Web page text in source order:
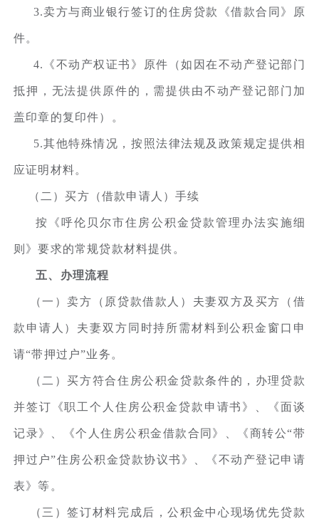
3.卖方与商业银行签订的住房贷款《借款合同》原
件。
4.《不动产权证书》原件（如因在不动产登记部门
抵押，无法提供原件的，需提供由不动产登记部门加
盖印章的复印件）。
5.其他特殊情况，按照法律法规及政策规定提供相
应证明材料。
（二）买方（借款申请人）手续
按《呼伦贝尔市住房公积金贷款管理办法实施细
则》要求的常规贷款材料提供。
五、办理流程
（一）卖方（原贷款借款人）夫妻双方及买方（借
款申请人）夫妻双方同时持所需材料到公积金窗口申
请“带押过户”业务。
（二）买方符合住房公积金贷款条件的，办理贷款
并签订《职工个人住房公积金贷款申请书》、《面谈
记录》、《个人住房公积金借款合同》、《商转公“带
押过户”住房公积金贷款协议书》、《不动产登记申请
表》等。
（三）签订材料完成后，公积金中心现场优先贷款